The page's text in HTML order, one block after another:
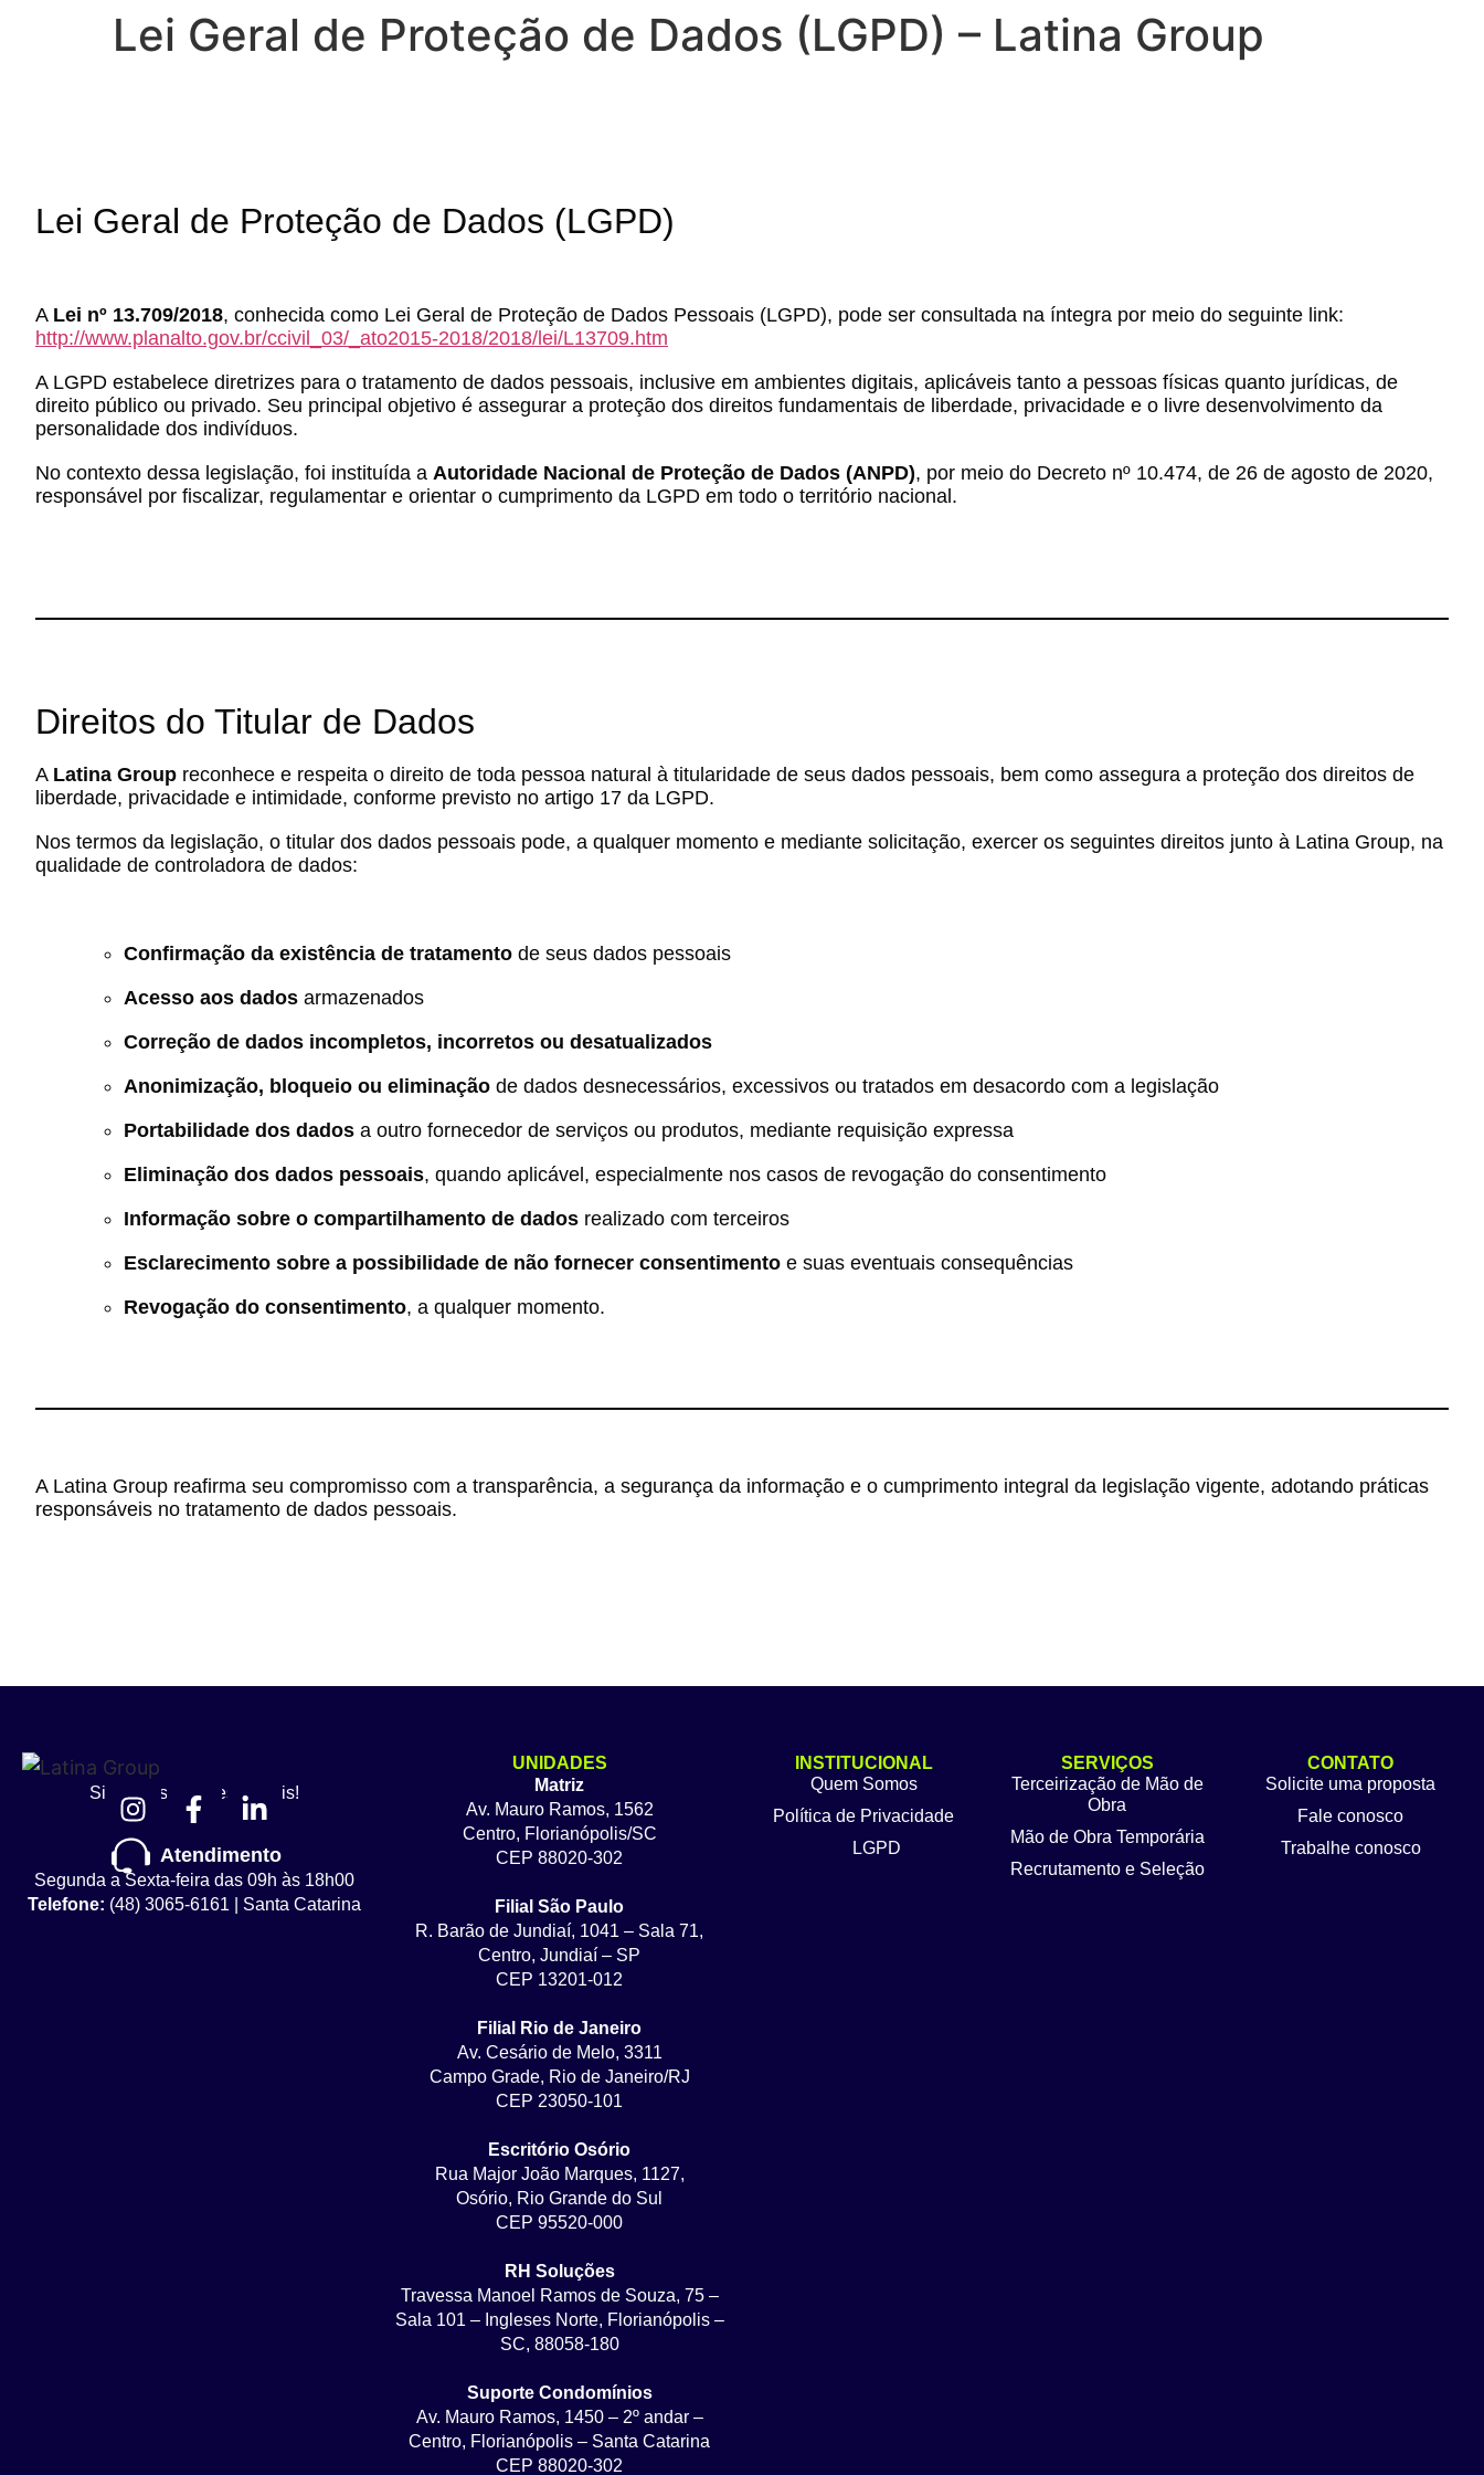
Lei Geral de Proteção de Dados (LGPD) – Latina Group
Lei Geral de Proteção de Dados (LGPD)
A Lei nº 13.709/2018, conhecida como Lei Geral de Proteção de Dados Pessoais (LGPD), pode ser consultada na íntegra por meio do seguinte link:
http://www.planalto.gov.br/ccivil_03/_ato2015-2018/2018/lei/L13709.htm
A LGPD estabelece diretrizes para o tratamento de dados pessoais, inclusive em ambientes digitais, aplicáveis tanto a pessoas físicas quanto jurídicas, de
direito público ou privado. Seu principal objetivo é assegurar a proteção dos direitos fundamentais de liberdade, privacidade e o livre desenvolvimento da
personalidade dos indivíduos.
No contexto dessa legislação, foi instituída a Autoridade Nacional de Proteção de Dados (ANPD), por meio do Decreto nº 10.474, de 26 de agosto de 2020,
responsável por fiscalizar, regulamentar e orientar o cumprimento da LGPD em todo o território nacional.
Direitos do Titular de Dados
A Latina Group reconhece e respeita o direito de toda pessoa natural à titularidade de seus dados pessoais, bem como assegura a proteção dos direitos de
liberdade, privacidade e intimidade, conforme previsto no artigo 17 da LGPD.
Nos termos da legislação, o titular dos dados pessoais pode, a qualquer momento e mediante solicitação, exercer os seguintes direitos junto à Latina Group, na
qualidade de controladora de dados:
Confirmação da existência de tratamento de seus dados pessoais
Acesso aos dados armazenados
Correção de dados incompletos, incorretos ou desatualizados
Anonimização, bloqueio ou eliminação de dados desnecessários, excessivos ou tratados em desacordo com a legislação
Portabilidade dos dados a outro fornecedor de serviços ou produtos, mediante requisição expressa
Eliminação dos dados pessoais, quando aplicável, especialmente nos casos de revogação do consentimento
Informação sobre o compartilhamento de dados realizado com terceiros
Esclarecimento sobre a possibilidade de não fornecer consentimento e suas eventuais consequências
Revogação do consentimento, a qualquer momento.
A Latina Group reafirma seu compromisso com a transparência, a segurança da informação e o cumprimento integral da legislação vigente, adotando práticas
responsáveis no tratamento de dados pessoais.
Siga nossas redes sociais!
Atendimento
Segunda a Sexta-feira das 09h às 18h00
Telefone: (48) 3065-6161 | Santa Catarina
UNIDADES
Matriz
Av. Mauro Ramos, 1562
Centro, Florianópolis/SC
CEP 88020-302
Filial São Paulo
R. Barão de Jundiaí, 1041 – Sala 71,
Centro, Jundiaí – SP
CEP 13201-012
Filial Rio de Janeiro
Av. Cesário de Melo, 3311
Campo Grade, Rio de Janeiro/RJ
CEP 23050-101
Escritório Osório
Rua Major João Marques, 1127,
Osório, Rio Grande do Sul
CEP 95520-000
RH Soluções
Travessa Manoel Ramos de Souza, 75 –
Sala 101 – Ingleses Norte, Florianópolis –
SC, 88058-180
Suporte Condomínios
Av. Mauro Ramos, 1450 – 2º andar –
Centro, Florianópolis – Santa Catarina
CEP 88020-302
INSTITUCIONAL
Quem Somos
Política de Privacidade
LGPD
SERVIÇOS
Terceirização de Mão de
Obra
Mão de Obra Temporária
Recrutamento e Seleção
CONTATO
Solicite uma proposta
Fale conosco
Trabalhe conosco